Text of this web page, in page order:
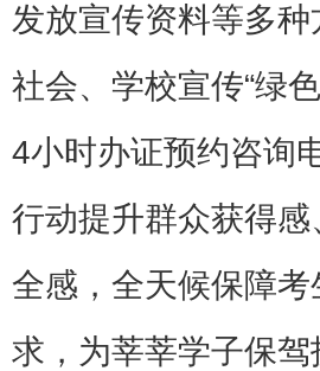
发放宣传资料等多种
社会、学校宣传“绿
4小时办证预约咨询
行动提升群众获得
全感，全天候保障
求，为莘莘学子保驾